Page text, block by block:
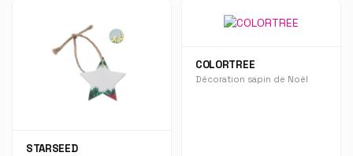
STARSEED
COLORTREE
Décoration sapin de Noël